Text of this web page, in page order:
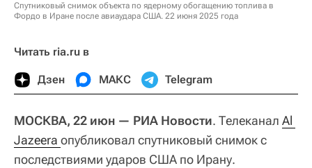
Спутниковый снимок объекта по ядерному обогащению топлива в
Фордо в Иране после авиаудара США. 22 июня 2025 года
Читать ria.ru в
Дзен МАКС Telegram
МОСКВА, 22 июн — РИА Новости. Телеканал Al
Jazeera опубликовал спутниковый снимок с
последствиями ударов США по Ирану.